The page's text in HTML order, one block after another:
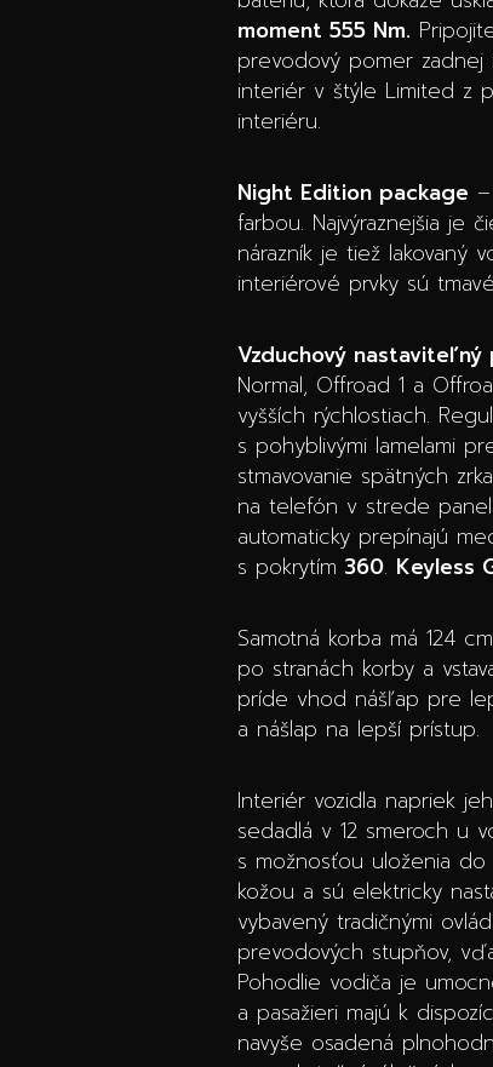
moment 555 Nm.
prevodový pomer zadnej
interiér v štýle Limited z
interiéru.
Night Edition package
farbou. Najvýraznejšia je
nárazník je tiež lakovaný
interiérové prvky sú
Vzduchový nastaviteľný
Normal, Offroad 1 a
vyšších rýchlostiach.
s pohyblivými lamelami
stmavovanie spätných
na telefón v strede
automaticky prepínajú
s pokrytím 360. Keyless
Samotná korba má 124
po stranách korby a
príde vhod nášľap pre
a nášlap na lepší prístup.
Interiér vozidla napriek
sedadlá v 12 smeroch u
s možnosťou uloženia do
kožou a sú elektricky
vybavený tradičnými
prevodových stupňov,
Pohodlie vodiča je
a pasažieri majú k
navyše osadená